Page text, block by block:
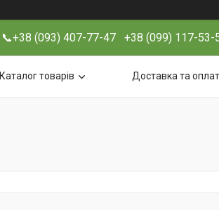
📞+38 (093) 407-77-47 +38 (099) 117-53-
Каталог товарів Доставка та